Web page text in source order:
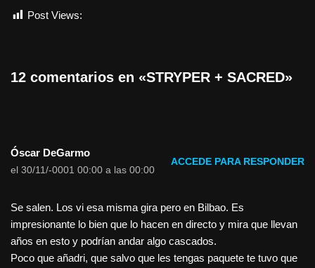
Post Views:
12 comentarios en «STRYPER + SACRED»
Óscar DeGarmo
el 30/11/-0001 00:00 a las 00:00
ACCEDE PARA RESPONDER
Se salen. Los vi esa misma gira pero en Bilbao. Es
impresionante lo bien que lo hacen en directo y mira que llevan
años en esto y podrían andar algo cascados.
Poco que añadri, que salvo que les tengas paquete te tuvo que